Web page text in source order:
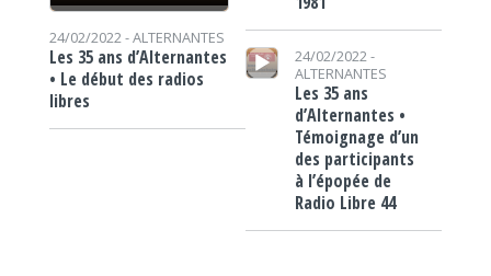
24/02/2022 -ALTERNANTES
Les 35 ans d’Alternantes
• Le début des radios
libres
Lecteur audio
24/02/2022 -
ALTERNANTES
Les 35 ans
d’Alternantes •
Témoignage d’un
des participants
à l’épopée de
Radio Libre 44